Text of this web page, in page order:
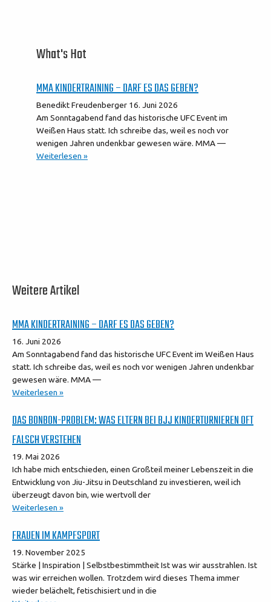
What's Hot
MMA KINDERTRAINING – DARF ES DAS GEBEN?
Benedikt Freudenberger 16. Juni 2026
Am Sonntagabend fand das historische UFC Event im
Weißen Haus statt. Ich schreibe das, weil es noch vor
wenigen Jahren undenkbar gewesen wäre. MMA —
Weiterlesen »
Weitere Artikel
MMA KINDERTRAINING – DARF ES DAS GEBEN?
16. Juni 2026
Am Sonntagabend fand das historische UFC Event im Weißen Haus
statt. Ich schreibe das, weil es noch vor wenigen Jahren undenkbar
gewesen wäre. MMA —
Weiterlesen »
DAS BONBON-PROBLEM: WAS ELTERN BEI BJJ KINDERTURNIEREN OFT
FALSCH VERSTEHEN
19. Mai 2026
Ich habe mich entschieden, einen Großteil meiner Lebenszeit in die
Entwicklung von Jiu-Jitsu in Deutschland zu investieren, weil ich
überzeugt davon bin, wie wertvoll der
Weiterlesen »
FRAUEN IM KAMPFSPORT
19. November 2025
Stärke | Inspiration | Selbstbestimmtheit Ist was wir ausstrahlen. Ist
was wir erreichen wollen. Trotzdem wird dieses Thema immer
wieder belächelt, fetischisiert und in die